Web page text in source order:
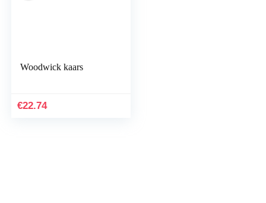
Woodwick kaars
€22.74